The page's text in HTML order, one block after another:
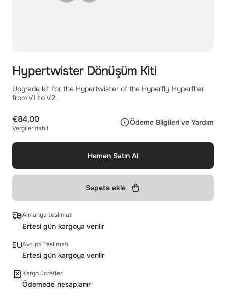
Hypertwister Dönüşüm Kiti
Upgrade kit for the Hypertwister of the Hyperfly Hyperfbar
from V1 to V2.
€84,00
Vergiler dahil
Ödeme Bilgileri ve Yardım
Hemen Satın Al
Sepete ekle
Almanya teslimatı
Ertesi gün kargoya verilir
Avrupa Teslimatı
Ertesi gün kargoya verilir
Kargo ücretleri
Ödemede hesaplanır